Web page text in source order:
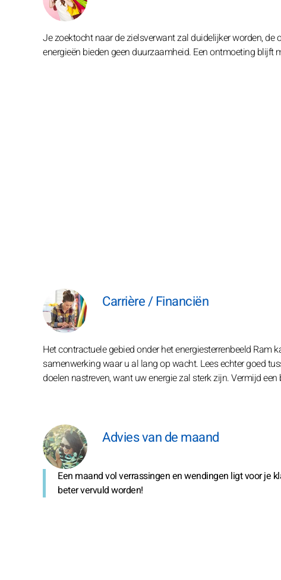
Je zoektocht naar de zielsverwant zal duidelijker worden,
energieën bieden geen duurzaamheid. Een ontmoeting
Carrière / Financiën
Het contractuele gebied onder het energiesterrenbeeld
samenwerking waar u al lang op wacht. Lees echter goed
doelen nastreven, want uw energie zal sterk zijn. Vermijd een
Advies van de maand
Een maand vol verrassingen en wendingen ligt voor je
beter vervuld worden!